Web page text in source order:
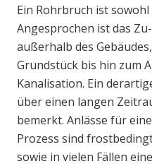
Ein Rohrbruch ist
Angesprochen ist das
außerhalb des
Grundstück bis hin zum
Kanalisation. Ein
über einen langen
bemerkt. Anlässe für
Prozess sind
sowie in vielen Fällen